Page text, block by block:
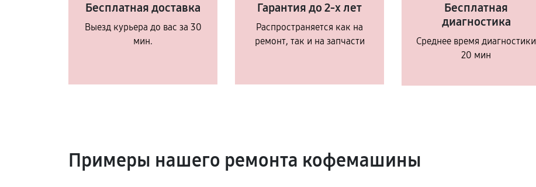
Бесплатная доставка
Выезд курьера до вас за 30
мин.
Гарантия до 2-х лет
Распространяется как на
ремонт, так и на запчасти
Бесплатная
диагностика
Среднее время диагностики
20 мин
Примеры нашего ремонта кофемашины